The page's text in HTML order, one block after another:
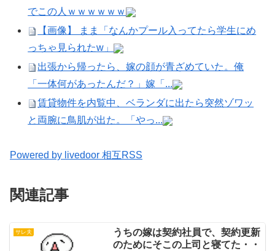
でこの人ｗｗｗｗｗｗ
【画像】 まま「なんかプール入ってたら学生にめ
っちゃ見られたw」
出張から帰ったら、嫁の顔が青ざめていた。俺
「一体何があったんだ？」嫁「...
賃貸物件を内覧中、ベランダに出たら突然ゾワッ
と両腕に鳥肌が出た。「やっ...
Powered by livedoor 相互RSS
関連記事
サレ夫
うちの嫁は契約社員で、契約更新
のためにそこの上司と寝てた・・